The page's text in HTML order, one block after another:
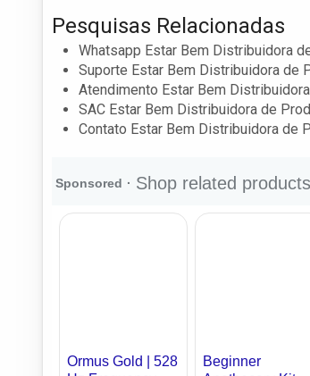
Pesquisas Relacionadas
Whatsapp Estar Bem Distribuidora
Suporte Estar Bem Distribuidora de
Atendimento Estar Bem
SAC Estar Bem Distribuidora de
Contato Estar Bem Distribuidora de